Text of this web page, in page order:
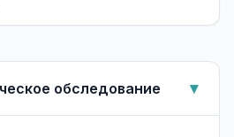
Беременность и лазерная
ВКонтакте Telegram
обследование ▾